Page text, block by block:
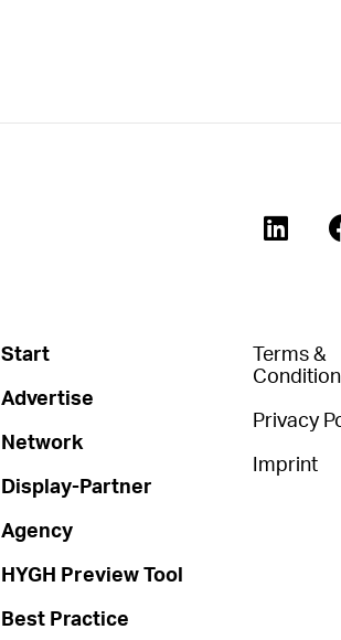
Start
Advertise
Network
Display-Partner
Agency
HYGH Preview Tool
Best Practice
Terms &
Privacy
Imprint